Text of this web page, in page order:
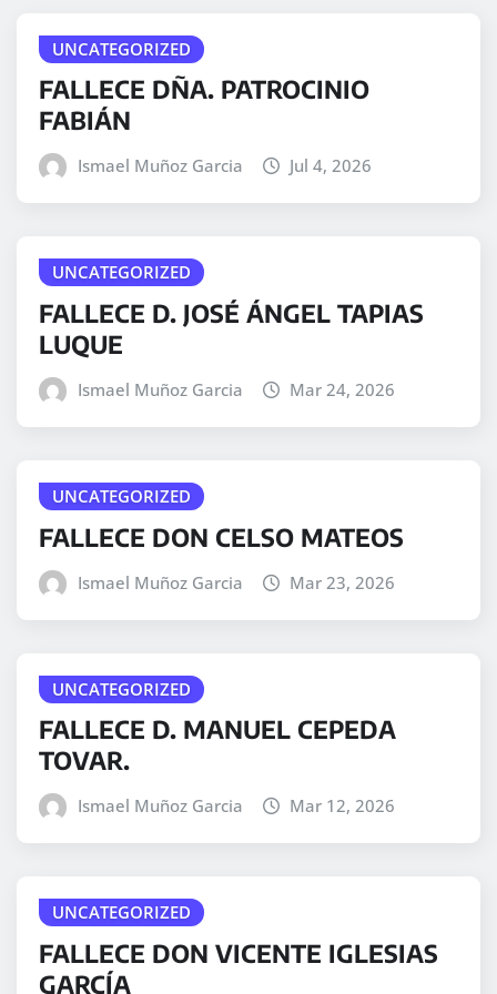
oUNCATEGORIZED
FALLECE DÑA. PATROCINIO
FABIÁN
Ismael Muñoz Garcia Jul 4, 2026
UNCATEGORIZED
FALLECE D. JOSÉ ÁNGEL TAPIAS
LUQUE
Ismael Muñoz Garcia Mar 24, 2026
UNCATEGORIZED
FALLECE DON CELSO MATEOS
Ismael Muñoz Garcia Mar 23, 2026
UNCATEGORIZED
FALLECE D. MANUEL CEPEDA
TOVAR.
Ismael Muñoz Garcia Mar 12, 2026
UNCATEGORIZED
FALLECE DON VICENTE IGLESIAS
GARCÍA